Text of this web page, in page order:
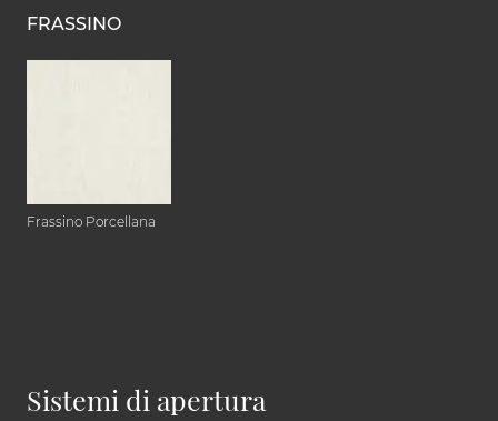
FRASSINO
Frassino Porcellana
Sistemi di apertura